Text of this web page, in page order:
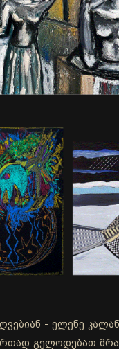
- ელენე
გელოდებათ